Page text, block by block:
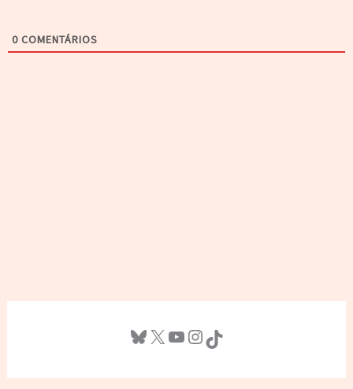
0 COMENTÁRIOS
Bluesky X Youtube InstagramTikTok